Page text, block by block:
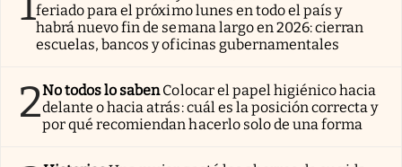
feriado para el próximo lunes en todo el país y
habrá nuevo fin de semana largo en 2026: cierran
escuelas, bancos y oficinas gubernamentales
2No todos lo sabenColocar el papel higiénico hacia
delante o hacia atrás: cuál es la posición correcta y
por qué recomiendan hacerlo solo de una forma